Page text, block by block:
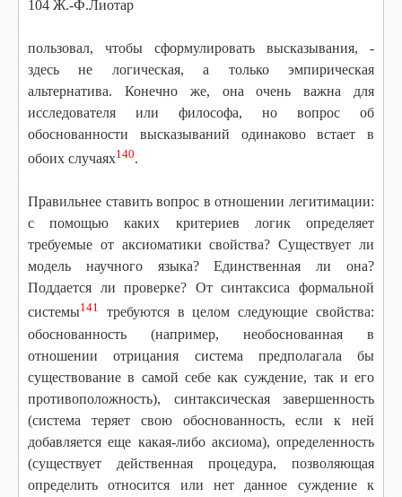
104 Ж.-Ф.Лиотар
пользовал, чтобы сформулировать высказывания, -
здесь не логическая, а только эмпирическая
альтернатива. Конечно же, она очень важна для
исследователя или философа, но вопрос об
обоснованности высказываний одинаково встает в
обоих случаях140.
Правильнее ставить вопрос в отношении легитимации:
с помощью каких критериев логик определяет
требуемые от аксиоматики свойства? Существует ли
модель научного языка? Единственная ли она?
Поддается ли проверке? От синтаксиса формальной
системы141
требуются в целом следующие свойства:
обоснованность (например, необоснованная в
отношении отрицания система предполагала бы
существование в самой себе как суждение, так и его
противоположность), синтаксическая завершенность
(система теряет свою обоснованность, если к ней
добавляется еще какая-либо аксиома), определенность
(существует действенная процедура, позволяющая
определить относится или нет данное суждение к